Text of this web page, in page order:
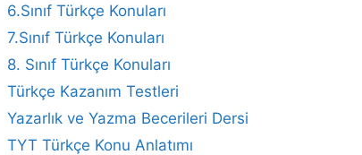
6.Sınıf Türkçe Konuları
7.Sınıf Türkçe Konuları
8. Sınıf Türkçe Konuları
Türkçe Kazanım Testleri
Yazarlık ve Yazma Becerileri Dersi
TYT Türkçe Konu Anlatımı